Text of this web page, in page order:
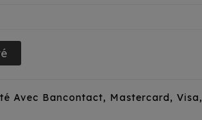
Avec Bancontact, Mastercard, Visa,